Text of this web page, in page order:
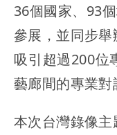
36個國家、93
參展，並同步舉
吸引超過200位
藝廊間的專業對
本次台灣錄像